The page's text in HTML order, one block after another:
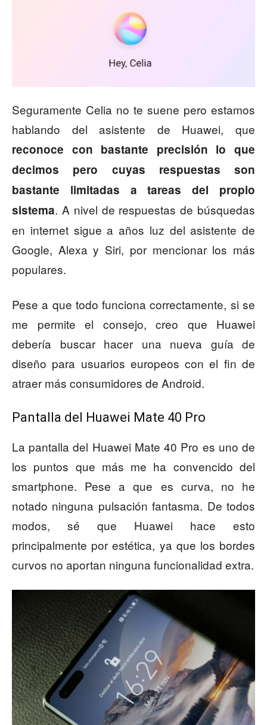
Seguramente Celia no te suene pero estamos
hablando del asistente de Huawei, que
reconoce con bastante precisión lo que
decimos pero cuyas respuestas son
bastante limitadas a tareas del propio
sistema. A nivel de respuestas de búsquedas
en internet sigue a años luz del asistente de
Google, Alexa y Siri, por mencionar los más
populares.
Pese a que todo funciona correctamente, si se
me permite el consejo, creo que Huawei
debería buscar hacer una nueva guía de
diseño para usuarios europeos con el fin de
atraer más consumidores de Android.
Pantalla del Huawei Mate 40 Pro
La pantalla del Huawei Mate 40 Pro es uno de
los puntos que más me ha convencido del
smartphone. Pese a que es curva, no he
notado ninguna pulsación fantasma. De todos
modos, sé que Huawei hace esto
principalmente por estética, ya que los bordes
curvos no aportan ninguna funcionalidad extra.